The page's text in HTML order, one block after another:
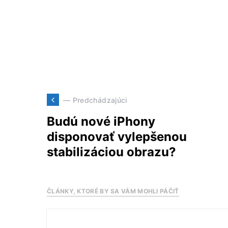
— Predchádzajúci
Budú nové iPhony
disponovať vylepšenou
stabilizáciou obrazu?
ČLÁNKY, KTORÉ BY SA VÁM MOHLI PÁČIŤ